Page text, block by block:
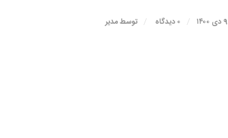
۹ دی ۱۴۰۰ / ۰ دیدگاه / توسطمدیر